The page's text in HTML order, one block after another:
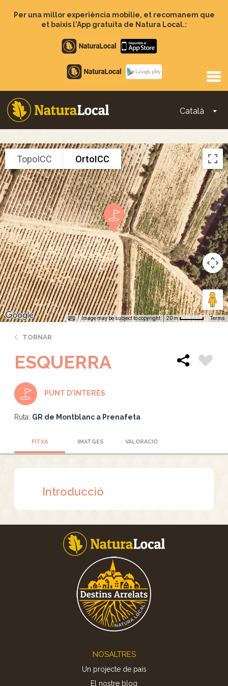
Per una millor experiència mobilie, et recomanem que
et baixis l'App gratuita de Natura Local.:
Apple
store
Google
Play
Català
Main
navigation
TopoICC OrtoICC
Image may be subject to copyright 20 m Terms
TORNAR
ESQUERRA
PUNT D'INTERÈS
Ruta: GR de Montblanc a Prenafeta
FITXA IMATGES VALORACIÓ
Introducció
NOSALTRES
Un projecte de país
El nostre blog